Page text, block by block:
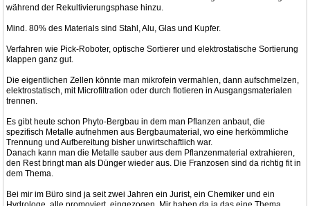
während der Rekultivierungsphase hinzu.
Mind. 80% des Materials sind Stahl, Alu, Glas und Kupfer.
Verfahren wie Pick-Roboter, optische Sortierer und elektrostatische Sortierung
klappen ganz gut.
Die eigentlichen Zellen könnte man mikrofein vermahlen, dann aufschmelzen,
elektrostatisch, mit Microfiltration oder durch flotieren in Ausgangsmaterialen
trennen.
Es gibt heute schon Phyto-Bergbau in dem man Pflanzen anbaut, die
spezifisch Metalle aufnehmen aus Bergbaumaterial, wo eine herkömmliche
Trennung und Aufbereitung bisher unwirtschaftlich war.
Danach kann man die Metalle sauber aus dem Pflanzenmaterial extrahieren,
den Rest bringt man als Dünger wieder aus. Die Franzosen sind da richtig fit in
dem Thema.
Bei mir im Büro sind ja seit zwei Jahren ein Jurist, ein Chemiker und ein